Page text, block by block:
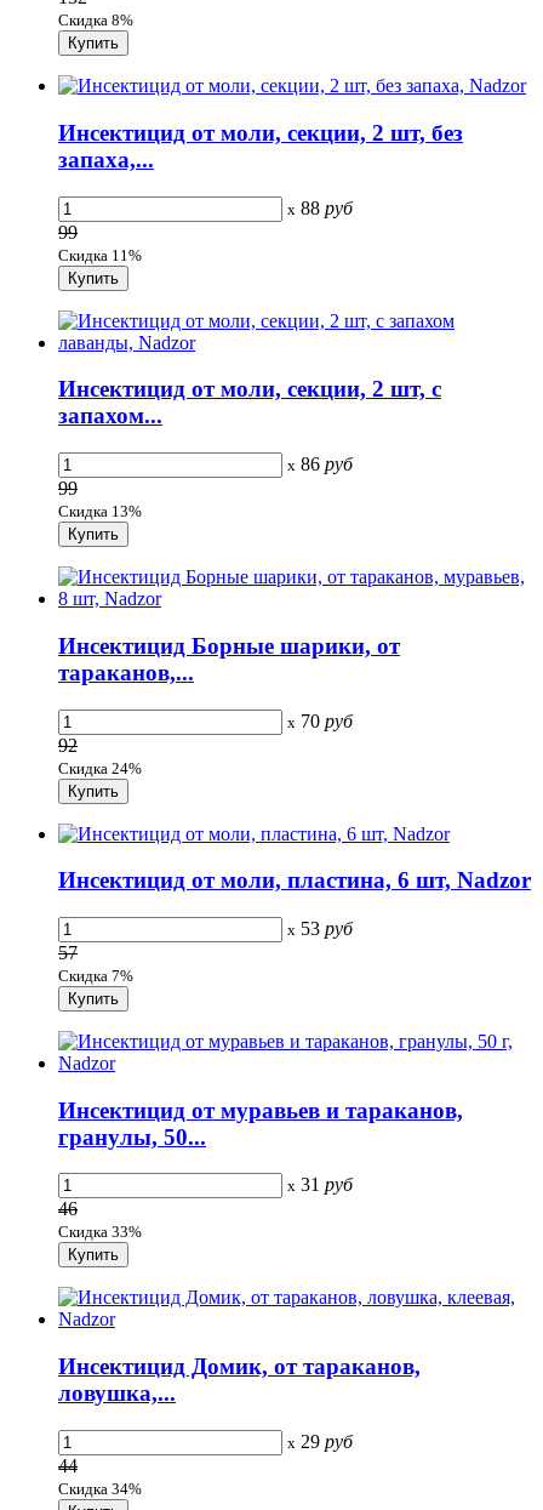
Скидка 8%
Инсектицид от моли, секции, 2 шт, без
запаха,...
x 88 руб
99
Скидка 11%
Инсектицид от моли, секции, 2 шт, с
запахом...
x 86 руб
99
Скидка 13%
Инсектицид Борные шарики, от
тараканов,...
x 70 руб
92
Скидка 24%
Инсектицид от моли, пластина, 6 шт, Nadzor
x 53 руб
57
Скидка 7%
Инсектицид от муравьев и тараканов,
гранулы, 50...
x 31 руб
46
Скидка 33%
Инсектицид Домик, от тараканов,
ловушка,...
x 29 руб
44
Скидка 34%